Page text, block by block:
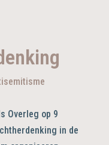
Overleg op 9
in de